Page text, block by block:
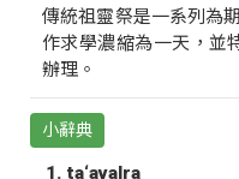
傳統祖靈祭是一系列為
作求學濃縮為一天，並
辦理。
小辭典
ta‘avalra